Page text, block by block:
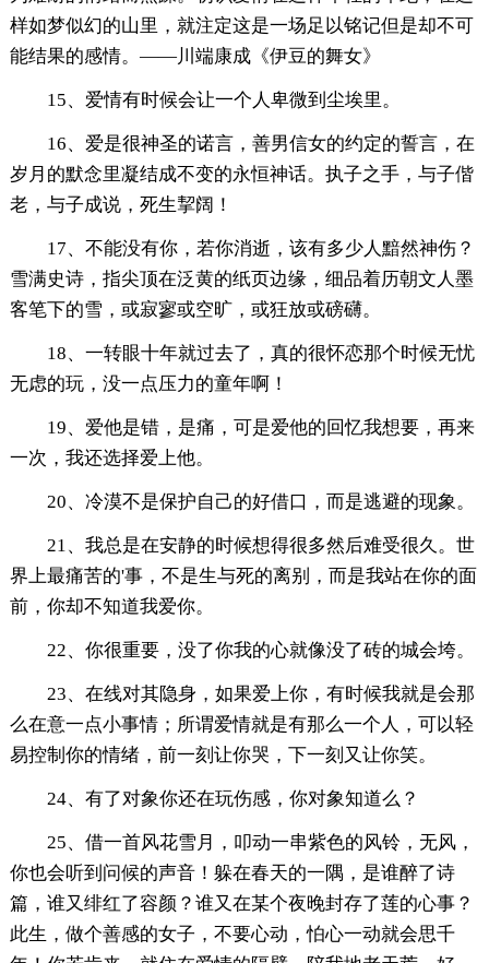
样如梦似幻的山里，就注定这是一场足以铭记但是却不可
能结果的感情。——川端康成《伊豆的舞女》
15、爱情有时候会让一个人卑微到尘埃里。
16、爱是很神圣的诺言，善男信女的约定的誓言，在
岁月的默念里凝结成不变的永恒神话。执子之手，与子偕
老，与子成说，死生挈阔！
17、不能没有你，若你消逝，该有多少人黯然神伤？
雪满史诗，指尖顶在泛黄的纸页边缘，细品着历朝文人墨
客笔下的雪，或寂寥或空旷，或狂放或磅礴。
18、一转眼十年就过去了，真的很怀恋那个时候无忧
无虑的玩，没一点压力的童年啊！
19、爱他是错，是痛，可是爱他的回忆我想要，再来
一次，我还选择爱上他。
20、冷漠不是保护自己的好借口，而是逃避的现象。
21、我总是在安静的时候想得很多然后难受很久。世
界上最痛苦的'事，不是生与死的离别，而是我站在你的面
前，你却不知道我爱你。
22、你很重要，没了你我的心就像没了砖的城会垮。
23、在线对其隐身，如果爱上你，有时候我就是会那
么在意一点小事情；所谓爱情就是有那么一个人，可以轻
易控制你的情绪，前一刻让你哭，下一刻又让你笑。
24、有了对象你还在玩伤感，你对象知道么？
25、借一首风花雪月，叩动一串紫色的风铃，无风，
你也会听到问候的声音！躲在春天的一隅，是谁醉了诗
篇，谁又绯红了容颜？谁又在某个夜晚封存了莲的心事？
此生，做个善感的女子，不要心动，怕心一动就会思千